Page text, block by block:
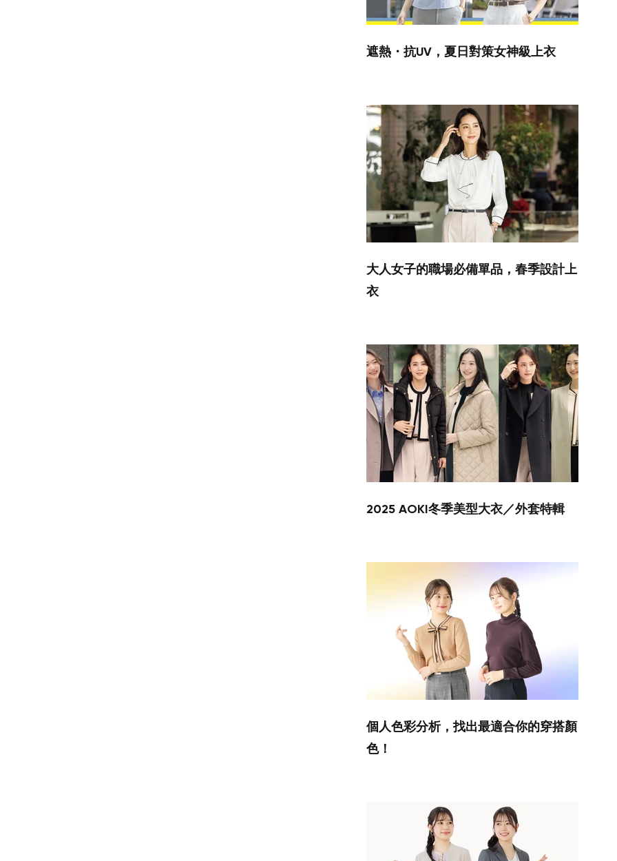
遮熱・抗UV，夏日對策女神級上衣
大人女子的職場必備單品，春季設計上
衣
2025 AOKI冬季美型大衣／外套特輯
個人色彩分析，找出最適合你的穿搭顏
色！
您的購物車目前是空的。
開始購物